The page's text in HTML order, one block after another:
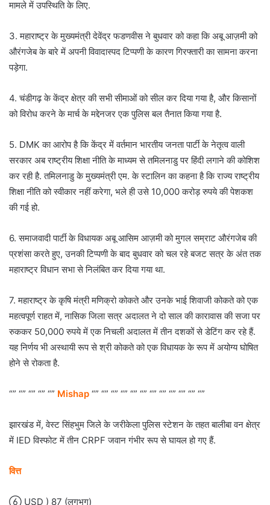
मामले में उपस्थिति के लिए.
3. महाराष्ट्र के मुख्यमंत्री देवेंद्र फडणवीस ने बुधवार को कहा कि अबू आज़मी को
औरंगजेब के बारे में अपनी विवादास्पद टिप्पणी के कारण गिरफ्तारी का सामना करना
पड़ेगा.
4. चंडीगढ़ के केंद्र क्षेत्र की सभी सीमाओं को सील कर दिया गया है, और किसानों
को विरोध करने के मार्च के मद्देनजर एक पुलिस बल तैनात किया गया है.
5. DMK का आरोप है कि केंद्र में वर्तमान भारतीय जनता पार्टी के नेतृत्व वाली
सरकार अब राष्ट्रीय शिक्षा नीति के माध्यम से तमिलनाडु पर हिंदी लगाने की कोशिश
कर रही है. तमिलनाडु के मुख्यमंत्री एम. के स्टालिन का कहना है कि राज्य राष्ट्रीय
शिक्षा नीति को स्वीकार नहीं करेगा, भले ही उसे 10,000 करोड़ रुपये की पेशकश
की गई हो.
6. समाजवादी पार्टी के विधायक अबू आसिम आज़मी को मुगल सम्राट औरंगजेब की
प्रशंसा करते हुए, उनकी टिप्पणी के बाद बुधवार को चल रहे बजट सत्र के अंत तक
महाराष्ट्र विधान सभा से निलंबित कर दिया गया था.
7. महाराष्ट्र के कृषि मंत्री मणिक्रो कोकते और उनके भाई शिवाजी कोकते को एक
महत्वपूर्ण राहत में, नासिक जिला सत्र अदालत ने दो साल की कारावास की सजा पर
रुककर 50,000 रुपये में एक निचली अदालत में तीन दशकों से डेटिंग कर रहे हैं.
यह निर्णय भी अस्थायी रूप से श्री कोकते को एक विधायक के रूप में अयोग्य घोषित
होने से रोकता है.
“” “” “” “” “” Mishap “” “” “” “” “” “” “” “” “” “” “” “”
झारखंड में, वेस्ट सिंहभुम जिले के जरीकेला पुलिस स्टेशन के तहत बालीबा वन क्षेत्र
में IED विस्फोट में तीन CRPF जवान गंभीर रूप से घायल हो गए हैं.
वित्त
 USD ) 87 (लगभग)